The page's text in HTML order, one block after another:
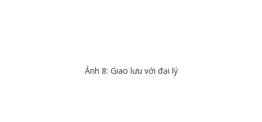
Ảnh 8: Giao lưu với đại lý